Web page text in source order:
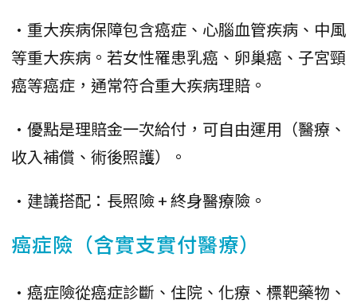
•重大疾病保障包含癌症、心腦血管疾病、中風
等重大疾病。若女性罹患乳癌、卵巢癌、子宮頸
癌等癌症，通常符合重大疾病理賠。
•優點是理賠金一次給付，可自由運用（醫療、
收入補償、術後照護）。
•建議搭配：長照險 + 終身醫療險。
癌症險（含實支實付醫療）
•癌症險從癌症診斷、住院、化療、標靶藥物、